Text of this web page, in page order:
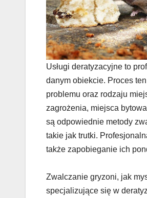
Usługi deratyzacyjne to
danym obiekcie. Proces
problemu oraz rodzaju
zagrożenia, miejsca
są odpowiednie metody
takie jak trutki.
także zapobieganie ich
Zwalczanie gryzoni, jak
specjalizujące się w